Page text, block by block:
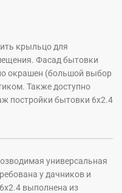
крыльцо для
Фасад бытовки
окрашен (большой выбор
Также доступно
постройки бытовки 6х2.4
универсальная
у дачников и
выполнена из